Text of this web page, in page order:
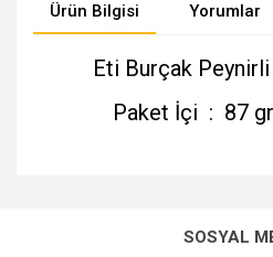
Ürün Bilgisi Yorumlar
Eti Burçak
Paket İçi : 87
kullanarak tarafımıza iletebilirsiniz.
Görüş ve önerileriniz için teşekkür
SOSYAL